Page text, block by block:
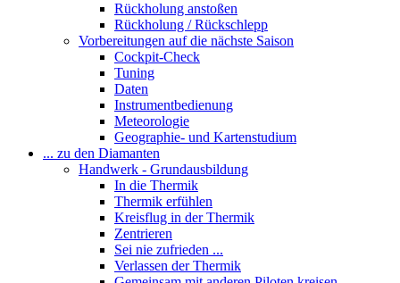
Rückholung anstoßen
Rückholung / Rückschlepp
Vorbereitungen auf die nächste Saison
Cockpit-Check
Tuning
Daten
Instrumentbedienung
Meteorologie
Geographie- und Kartenstudium
... zu den Diamanten
Handwerk - Grundausbildung
In die Thermik
Thermik erfühlen
Kreisflug in der Thermik
Zentrieren
Sei nie zufrieden ...
Verlassen der Thermik